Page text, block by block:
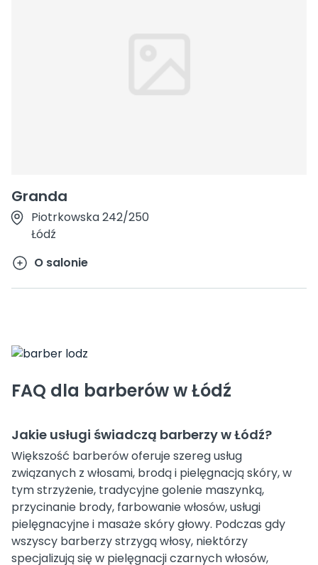
Granda
Piotrkowska 242/250
Łódź
O salonie
FAQ dla barberów w Łódź
Jakie usługi świadczą barberzy w Łódź?
Większość barberów oferuje szereg usług
związanych z włosami, brodą i pielęgnacją skóry, w
tym strzyżenie, tradycyjne golenie maszynką,
przycinanie brody, farbowanie włosów, usługi
pielęgnacyjne i masaże skóry głowy. Podczas gdy
wszyscy barberzy strzygą włosy, niektórzy
specjalizują się w pielęgnacji czarnych włosów,